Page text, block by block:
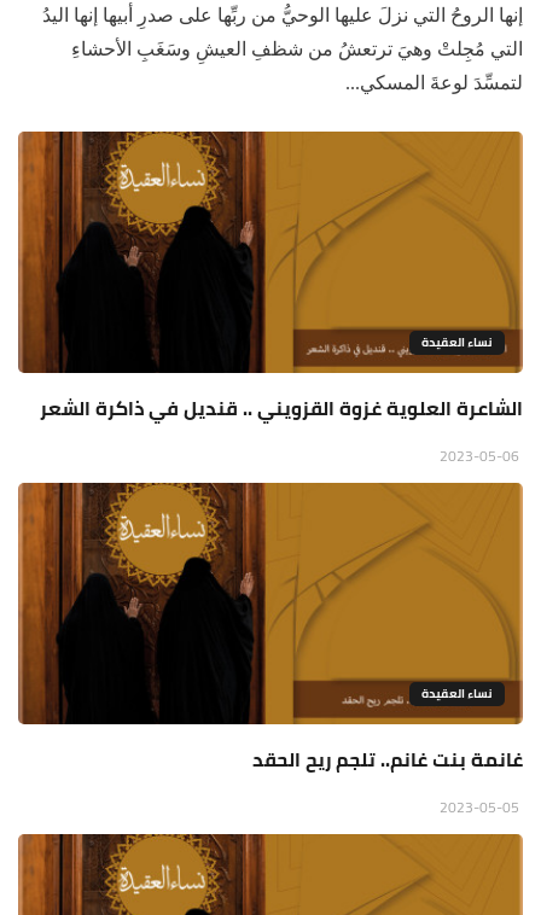
إنها الروحُ التي نزلَ عليها الوحيُّ من ربِّها على صدرِ أبيها إنها اليدُ
التي مُجِلتْ وهيَ ترتعشُ من شظفِ العيشِ وسَغَبِ الأحشاءِ
لتمسِّدَ لوعةَ المسكي...
نساء العقيدة
الشاعرة العلوية غزوة القزويني .. قنديل في ذاكرة الشعر
نساء العقيدة
غانمة بنت غانم.. تلجم ريح الحقد